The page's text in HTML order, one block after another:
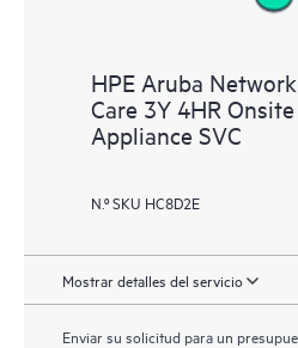
HPE Aruba
Care 3Y 4HR
Appliance SVC
N.º SKU HC8D2E
Mostrar detalles del servicio
Enviar su solicitud para un